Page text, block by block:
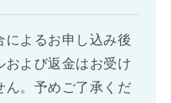
によるお申し込み後
および返金はお受け
ん。予めご了承くだ